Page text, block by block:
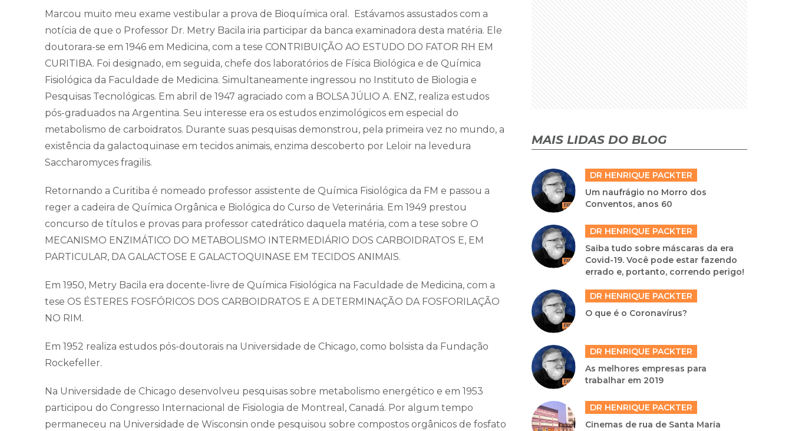
Marcou muito meu exame vestibular a prova de Bioquímica oral. Estávamos assustados com a
notícia de que o Professor Dr. Metry Bacila iria participar da banca examinadora desta matéria. Ele
doutorara-se em 1946 em Medicina, com a tese CONTRIBUIÇÃO AO ESTUDO DO FATOR RH EM
CURITIBA. Foi designado, em seguida, chefe dos laboratórios de Física Biológica e de Química
Fisiológica da Faculdade de Medicina. Simultaneamente ingressou no Instituto de Biologia e
Pesquisas Tecnológicas. Em abril de 1947 agraciado com a BOLSA JÚLIO A. ENZ, realiza estudos
pós-graduados na Argentina. Seu interesse era os estudos enzimológicos em especial do
metabolismo de carboidratos. Durante suas pesquisas demonstrou, pela primeira vez no mundo, a
existência da galactoquinase em tecidos animais, enzima descoberto por Leloir na levedura
Saccharomyces fragilis.
Retornando a Curitiba é nomeado professor assistente de Química Fisiológica da FM e passou a
reger a cadeira de Química Orgânica e Biológica do Curso de Veterinária. Em 1949 prestou
concurso de títulos e provas para professor catedrático daquela matéria, com a tese sobre O
MECANISMO ENZIMÁTICO DO METABOLISMO INTERMEDIÁRIO DOS CARBOIDRATOS E, EM
PARTICULAR, DA GALACTOSE E GALACTOQUINASE EM TECIDOS ANIMAIS.
Em 1950, Metry Bacila era docente-livre de Química Fisiológica na Faculdade de Medicina, com a
tese OS ÉSTERES FOSFÓRICOS DOS CARBOIDRATOS E A DETERMINAÇÃO DA FOSFORILAÇÃO
NO RIM.
Em 1952 realiza estudos pós-doutorais na Universidade de Chicago, como bolsista da Fundação
Rockefeller.
Na Universidade de Chicago desenvolveu pesquisas sobre metabolismo energético e em 1953
participou do Congresso Internacional de Fisiologia de Montreal, Canadá. Por algum tempo
permaneceu na Universidade de Wisconsin onde pesquisou sobre compostos orgânicos de fosfato
MAIS LIDAS DO BLOG
DR HENRIQUE PACKTER
Um naufrágio no Morro dos
Conventos, anos 60
DR HENRIQUE PACKTER
Saiba tudo sobre máscaras da era
Covid-19. Você pode estar fazendo
errado e, portanto, correndo perigo!
DR HENRIQUE PACKTER
O que é o Coronavírus?
DR HENRIQUE PACKTER
As melhores empresas para
trabalhar em 2019
DR HENRIQUE PACKTER
Cinemas de rua de Santa Maria